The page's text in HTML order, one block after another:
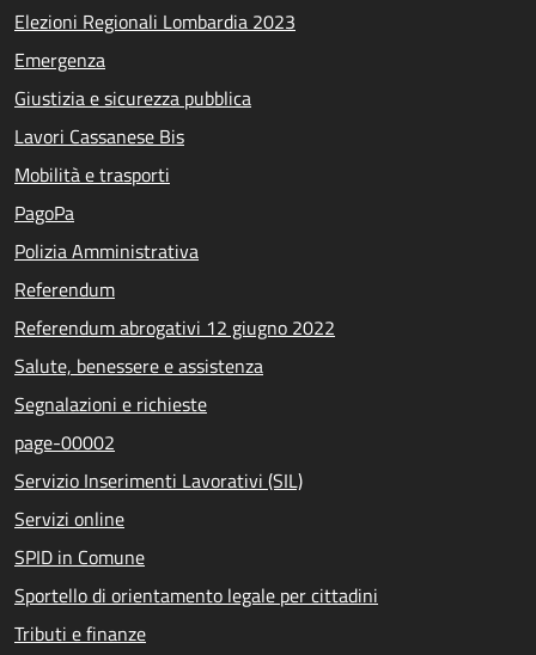
Elezioni Regionali Lombardia 2023
Emergenza
Giustizia e sicurezza pubblica
Lavori Cassanese Bis
Mobilità e trasporti
PagoPa
Polizia Amministrativa
Referendum
Referendum abrogativi 12 giugno 2022
Salute, benessere e assistenza
Segnalazioni e richieste
page-00002
Servizio Inserimenti Lavorativi (SIL)
Servizi online
SPID in Comune
Sportello di orientamento legale per cittadini
Tributi e finanze